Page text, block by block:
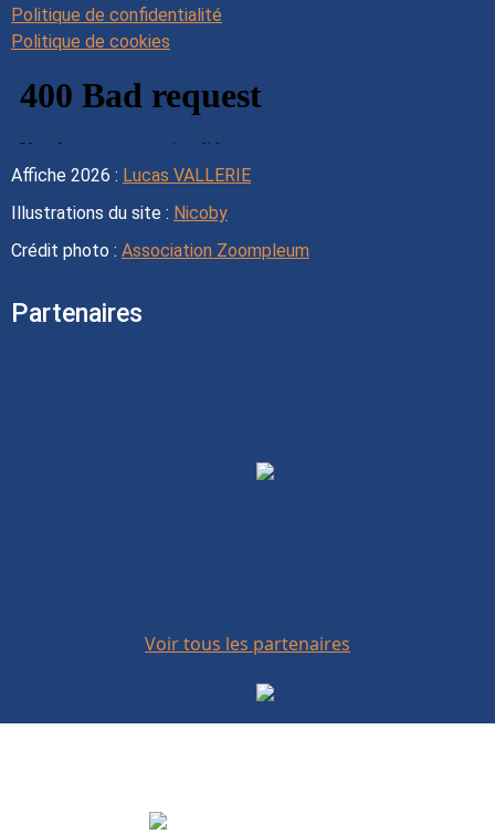
Politique de confidentialité
Politique de cookies
Affiche 2026 : Lucas VALLERIE
Illustrations du site : Nicoby
Crédit photo : Association Zoompleum
Partenaires
Voir tous les partenaires